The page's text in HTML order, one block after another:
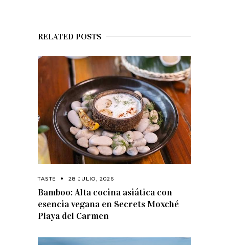
RELATED POSTS
TASTE 28 JULIO, 2026
Bamboo: Alta cocina asiática con
esencia vegana en Secrets Moxché
Playa del Carmen